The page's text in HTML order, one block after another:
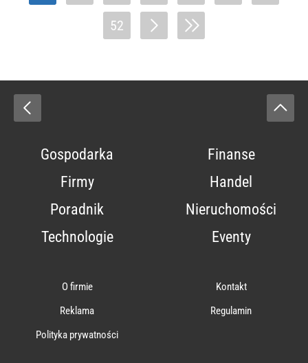
52
Gospodarka
Finanse
Firmy
Handel
Poradnik
Nieruchomości
Technologie
Eventy
O firmie
Kontakt
Reklama
Regulamin
Polityka prywatności